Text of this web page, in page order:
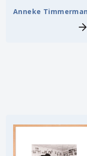
Anneke Timmerman